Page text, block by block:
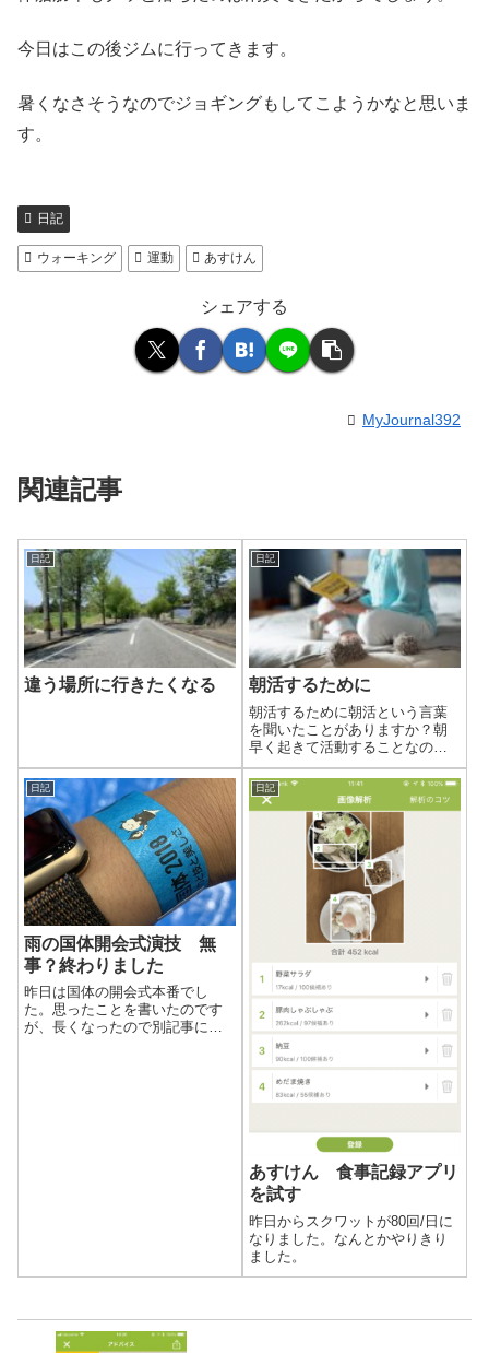
今日はこの後ジムに行ってきます。
暑くなさそうなのでジョギングもしてこようかなと思いま
す。
日記
ウォーキング 運動 あすけん
シェアする
MyJournal392
関連記事
日記
違う場所に行きたくなる
日記
朝活するために
朝活するために朝活という言葉
を聞いたことがありますか？朝
早く起きて活動することなので
すが、普段の家事などを早く終
わらせることではなく、学びや
趣味など、自分のために時間を
使うこと。アウトプット大全の
著者樺沢先生によると、朝の時
間はクリエイティ...
日記
雨の国体開会式演技 無
事？終わりました
昨日は国体の開会式本番でし
た。思ったことを書いたのです
が、長くなったので別記事にし
日記
あすけん 食事記録アプリ
を試す
昨日からスクワットが80回/日に
なりました。なんとかやりきり
ました。